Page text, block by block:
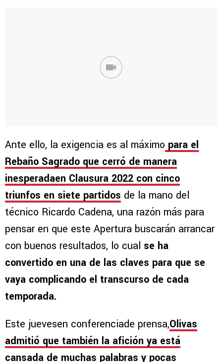
Ante ello, la exigencia es al máximo para el
Rebaño Sagrado que cerró de manera
inesperadaen Clausura 2022 con cinco
triunfos en siete partidos de la mano del
técnico Ricardo Cadena, una razón más para
pensar en que este Apertura buscarán arrancar
con buenos resultados, lo cual se ha
convertido en una de las claves para que se
vaya complicando el transcurso de cada
temporada.
Este juevesen conferenciade prensa,Olivas
admitió que también la afición ya está
cansada de muchas palabras y pocas